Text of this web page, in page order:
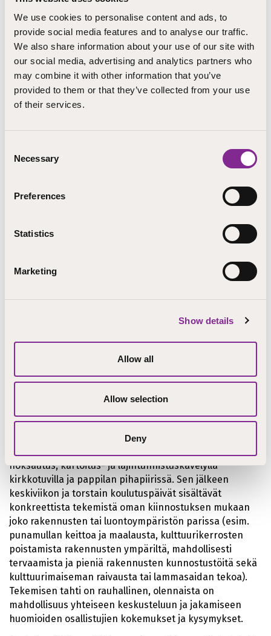
We use cookies to personalise content and ads, to
provide social media features and to analyse our traffic.
We also share information about your use of our site with
our social media, advertising and analytics partners who
may combine it with other information that you’ve
provided to them or that they’ve collected from your use
of their services.
Selection
Necessary
Preferences
Statistics
Marketing
Show details
Allow all
Allow selection
Deny
Ulkomuseokierroksen jälkeen on mahdollisuus tutustua
lyhyesti Siidan perusnäyttelyyn omatoimisesti. Siidan
palkittuihin, monipuolisiin ja ajatuksia herättäviin
näyttelyihin suositellaan tutustumaan
perusteellisemmin esimerkiksi ennen koulutuksen alkua
maanantaina tai sen jälkeen perjantaina.
kimppakyydein Utsjoelle ja luomme yleiskuvan kirkon,
ainutkertaisesta kulttuurihistoriallisesta
kokonaisuudesta. Tiistaina erityistarkastelussa on 1850-
kerrostumat ja korjaustöissä tehdyt ratkaisut (mm.
19. Majoittuminen tapahtuu valinnan mukaan joko
maksuttomana aittamajoituksena pappilan
keskustan majoituspaikoissa.
Varsinaisia työskentelypäiviä Utsjoella ovat keskiviikko
ja torstai, jolloin koulutusta on n. klo 9-19. Keskiviikkona
aloitamme kouluttajien johtamalla keskustelevalla
hoksautus, kartoitus- ja lajintunnistuskävelyllä
kirkkotuvilla ja pappilan pihapiirissä. Sen jälkeen
keskiviikon ja torstain koulutuspäivät sisältävät
konkreettista tekemistä oman kiinnostuksen mukaan
joko rakennusten tai luontoympäristön parissa (esim.
punamullan keittoa ja maalausta, kulttuurikerrosten
poistamista rakennusten ympäriltä, mahdollisesti
tervaamista ja pieniä rakennusten kunnostustöitä sekä
kulttuurimaiseman raivausta tai lammasaidan tekoa).
Tekemisen tahti on rauhallinen, olennaista on
mahdollisuus yhteiseen keskusteluun ja jakamiseen
huomioiden osallistujien kokemukset ja kysymykset.